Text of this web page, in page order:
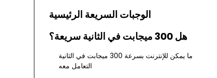
الوجبات السريعة الرئيسية
هل 300 ميجابت في الثانية سريعة؟
ما يمكن للإنترنت بسرعة 300 ميجابت في الثانية
التعامل معه